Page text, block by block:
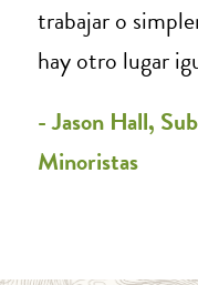
trabajar o
hay otro lugar
- Jason Hall,
Minoristas